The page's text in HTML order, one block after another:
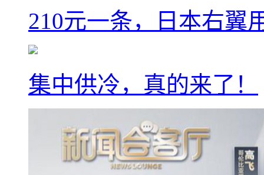
210元一条，日本右翼
集中供冷，真的来了！